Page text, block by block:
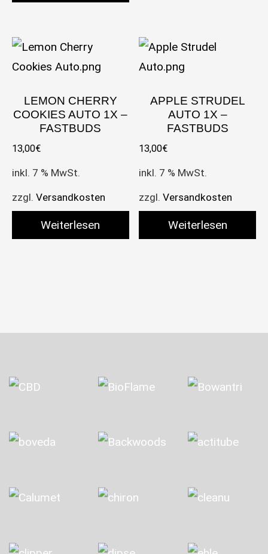
LEMON CHERRY
COOKIES AUTO 1X –
FASTBUDS
13,00€
inkl. 7 % MwSt.
zzgl. Versandkosten
Weiterlesen
APPLE STRUDEL
AUTO 1X –
FASTBUDS
13,00€
inkl. 7 % MwSt.
zzgl.Versandkosten
Weiterlesen